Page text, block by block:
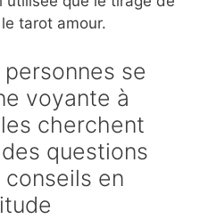
tarot amour.
se
voyante à
cherchent
questions
en